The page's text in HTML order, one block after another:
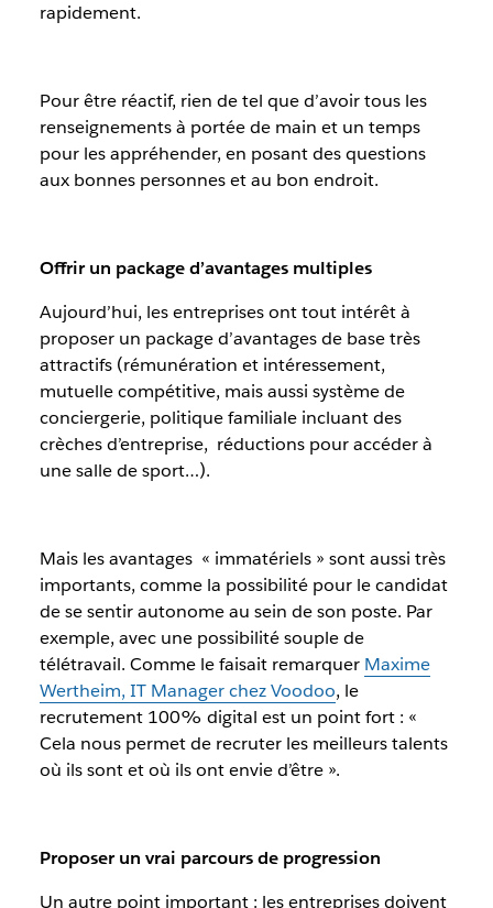
rapidement.
Pour être réactif, rien de tel que d’avoir tous les
renseignements à portée de main et un temps
pour les appréhender, en posant des questions
aux bonnes personnes et au bon endroit.
Offrir un package d’avantages multiples
Aujourd’hui, les entreprises ont tout intérêt à
proposer un package d’avantages de base très
attractifs (rémunération et intéressement,
mutuelle compétitive, mais aussi système de
conciergerie, politique familiale incluant des
crèches d’entreprise, réductions pour accéder à
une salle de sport…).
Mais les avantages « immatériels » sont aussi très
importants, comme la possibilité pour le candidat
de se sentir autonome au sein de son poste. Par
exemple, avec une possibilité souple de
télétravail. Comme le faisait remarquer Maxime
Wertheim, IT Manager chez Voodoo, le
recrutement 100% digital est un point fort : «
Cela nous permet de recruter les meilleurs talents
où ils sont et où ils ont envie d’être ».
Proposer un vrai parcours de progression
Un autre point important : les entreprises doivent